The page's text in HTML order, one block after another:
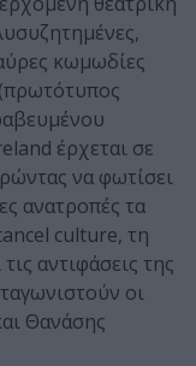
κωμωδίες
έρχεται σε
να φωτίσει
ανατροπές τα
culture, τη
αντιφάσεις της
οι
Θανάσης